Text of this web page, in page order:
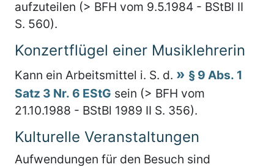
aufzuteilen (> BFH vom 9.5.1984 - BStBl II
S. 560).
Konzertflügel einer Musiklehrerin
Kann ein Arbeitsmittel i. S. d.
§ 9 Abs. 1
Satz 3 Nr. 6 EStG sein (> BFH vom
21.10.1988 - BStBl 1989 II S. 356).
Kulturelle Veranstaltungen
Aufwendungen für den Besuch sind